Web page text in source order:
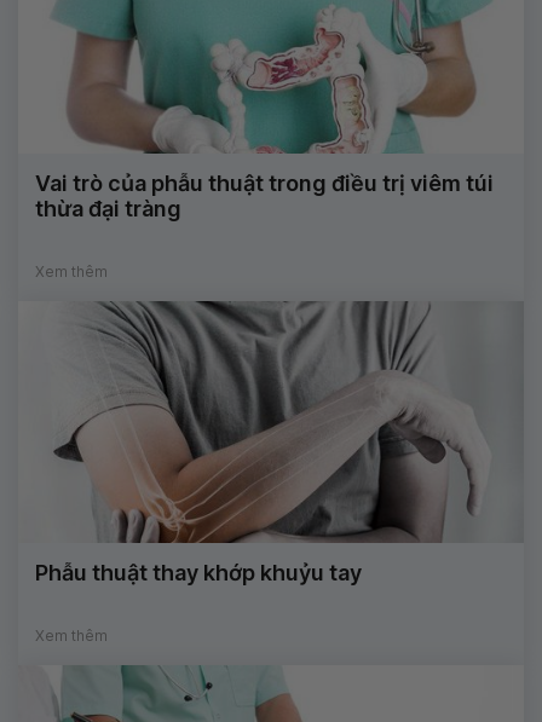
Vai trò của phẫu thuật trong điều trị viêm túi
thừa đại tràng
Xem thêm
Phẫu thuật thay khớp khuỷu tay
Xem thêm